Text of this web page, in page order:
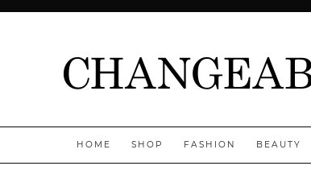
HOME SHOP FASHION BEAUTY